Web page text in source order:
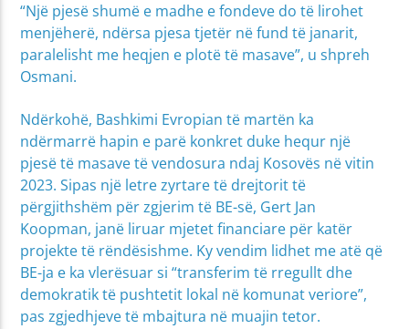
“Një pjesë shumë e madhe e fondeve do të lirohet
menjëherë, ndërsa pjesa tjetër në fund të janarit,
paralelisht me heqjen e plotë të masave”, u shpreh
Osmani.
Ndërkohë, Bashkimi Evropian të martën ka
ndërmarrë hapin e parë konkret duke hequr një
pjesë të masave të vendosura ndaj Kosovës në vitin
2023. Sipas një letre zyrtare të drejtorit të
përgjithshëm për zgjerim të BE-së, Gert Jan
Koopman, janë liruar mjetet financiare për katër
projekte të rëndësishme. Ky vendim lidhet me atë që
BE-ja e ka vlerësuar si “transferim të rregullt dhe
demokratik të pushtetit lokal në komunat veriore”,
pas zgjedhjeve të mbajtura në muajin tetor.